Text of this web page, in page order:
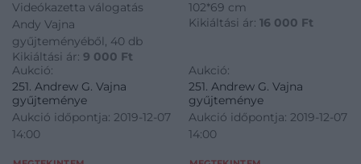
Videókazetta válogatás
Andy Vajna
gyűjteményéből, 40 db
Kikiáltási ár: 9 000 Ft
Aukció:
251. Andrew G. Vajna
gyűjteménye
Aukció időpontja: 2019-12-07
14:00
102*69 cm
Kikiáltási ár: 16 000 Ft
Aukció:
251. Andrew G. Vajna
gyűjteménye
Aukció időpontja: 2019-12-07
14:00